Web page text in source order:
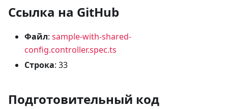
Ссылка на GitHub
Файл: sample-with-shared-
config.controller.spec.ts
Строка: 33
Подготовительный код